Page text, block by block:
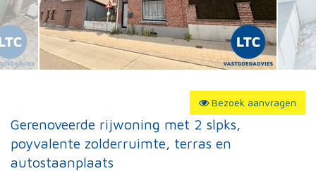
Bezoek aanvragen
Gerenoveerde rijwoning met 2 slpks,
poyvalente zolderruimte, terras en
autostaanplaats